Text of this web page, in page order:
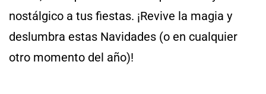
nostálgico a tus fiestas. ¡Revive la magia y
deslumbra estas Navidades (o en cualquier
otro momento del año)!